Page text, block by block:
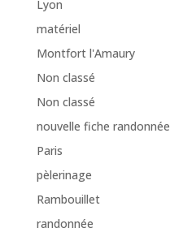
Lyon
matériel
Montfort l'Amaury
Non classé
Non classé
nouvelle fiche randonnée
Paris
pèlerinage
Rambouillet
randonnée